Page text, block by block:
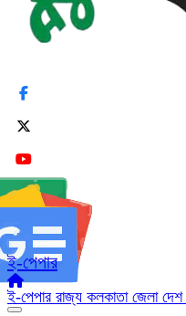
ই-পেপার
ই-পেপার রাজ্য কলকাতা জেলা দেশ